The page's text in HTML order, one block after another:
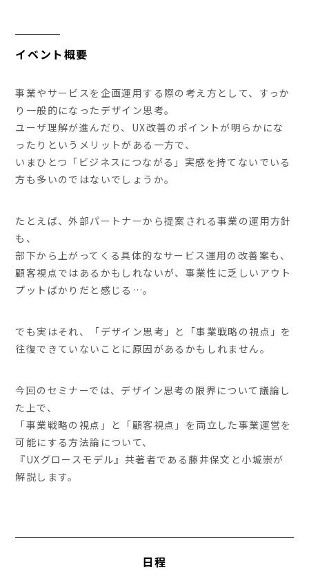
イベント概要
事業やサービスを企画運用する際の考え方として、すっか
り一般的になったデザイン思考。
ユーザ理解が進んだり、UX改善のポイントが明らかにな
ったりというメリットがある一方で、
いまひとつ「ビジネスにつながる」実感を持てないでいる
方も多いのではないでしょうか。
たとえば、外部パートナーから提案される事業の運用方針
も、
部下から上がってくる具体的なサービス運用の改善案も、
顧客視点ではあるかもしれないが、事業性に乏しいアウト
プットばかりだと感じる…。
でも実はそれ、「デザイン思考」と「事業戦略の視点」を
往復できていないことに原因があるかもしれません。
今回のセミナーでは、デザイン思考の限界について議論し
た上で、
「事業戦略の視点」と「顧客視点」を両立した事業運営を
可能にする方法論について、
『UXグロースモデル』共著者である藤井保文と小城崇が
解説します。
日程